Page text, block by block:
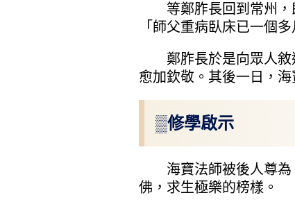
等鄭胙長回到常州，
「師父重病臥床已一個
鄭胙長於是向眾人敘
愈加欽敬。其後一日，
▒修學啟示
海寶法師被後人尊為
佛，求生極樂的榜樣。